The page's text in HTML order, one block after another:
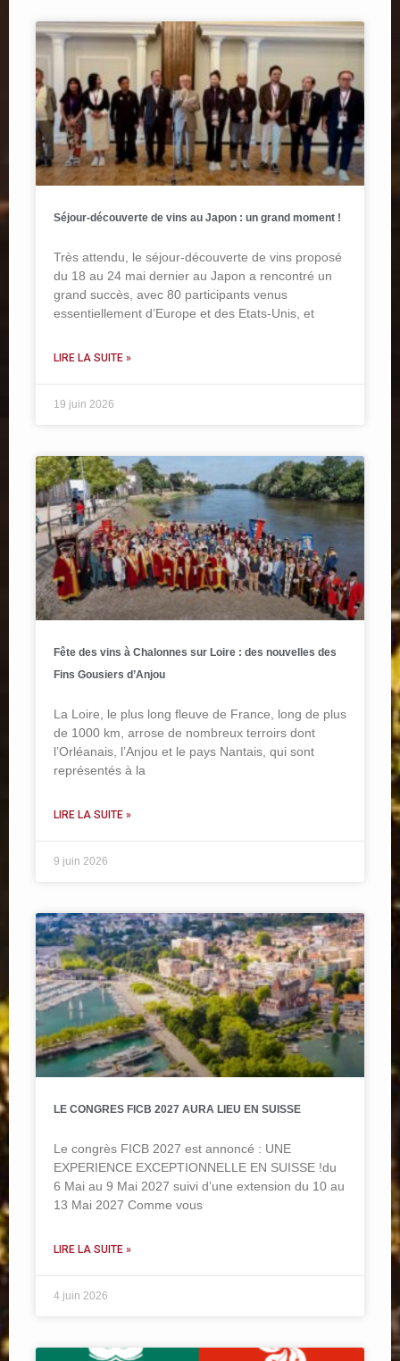
Séjour-découverte de vins au Japon : un grand moment !
Très attendu, le séjour-découverte de vins proposé
du 18 au 24 mai dernier au Japon a rencontré un
grand succès, avec 80 participants venus
essentiellement d’Europe et des Etats-Unis, et
LIRE LA SUITE »
19 juin 2026
Fête des vins à Chalonnes sur Loire : des nouvelles des
Fins Gousiers d’Anjou
La Loire, le plus long fleuve de France, long de plus
de 1000 km, arrose de nombreux terroirs dont
l’Orléanais, l’Anjou et le pays Nantais, qui sont
représentés à la
LIRE LA SUITE »
9 juin 2026
LE CONGRES FICB 2027 AURA LIEU EN SUISSE
Le congrès FICB 2027 est annoncé : UNE
EXPERIENCE EXCEPTIONNELLE EN SUISSE !du
6 Mai au 9 Mai 2027 suivi d’une extension du 10 au
13 Mai 2027 Comme vous
LIRE LA SUITE »
4 juin 2026